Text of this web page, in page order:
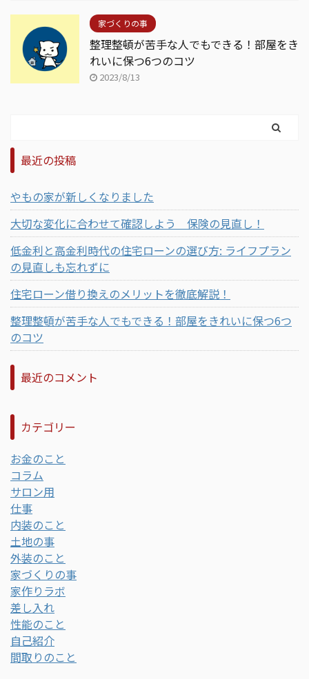
家づくりの事
整理整頓が苦手な人でもできる！部屋をき
れいに保つ6つのコツ
2023/8/13
最近の投稿
やもの家が新しくなりました
大切な変化に合わせて確認しよう 保険の見直し！
低金利と高金利時代の住宅ローンの選び方: ライフプラン
の見直しも忘れずに
住宅ローン借り換えのメリットを徹底解説！
整理整頓が苦手な人でもできる！部屋をきれいに保つ6つ
のコツ
最近のコメント
カテゴリー
お金のこと
コラム
サロン用
仕事
内装のこと
土地の事
外装のこと
家づくりの事
家作りラボ
差し入れ
性能のこと
自己紹介
間取りのこと